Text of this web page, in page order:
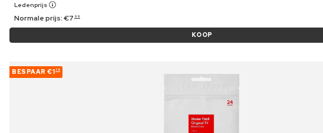
Ledenprijs
Normale prijs:€7 99
KOOP
BESPAAR €175